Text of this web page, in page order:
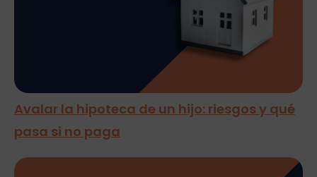
Avalar la hipoteca de un hijo: riesgos y qué
pasa si no paga